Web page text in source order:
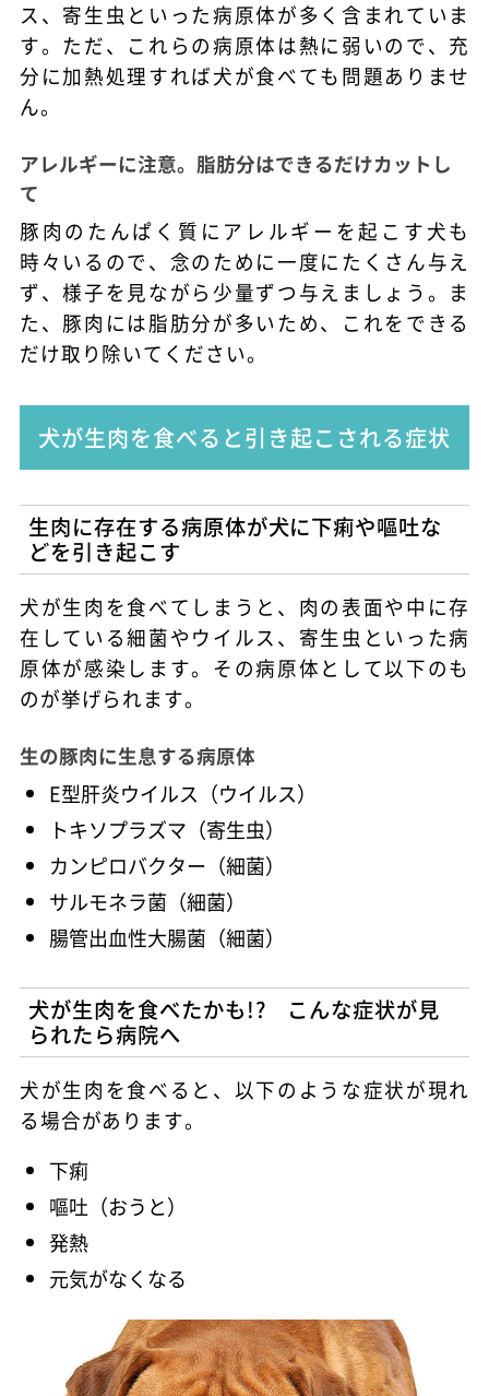
ス、寄生虫といった病原体が多く含まれていま
す。ただ、これらの病原体は熱に弱いので、充
分に加熱処理すれば犬が食べても問題ありませ
ん。
アレルギーに注意。脂肪分はできるだけカットし
て
豚肉のたんぱく質にアレルギーを起こす犬も
時々いるので、念のために一度にたくさん与え
ず、様子を見ながら少量ずつ与えましょう。ま
た、豚肉には脂肪分が多いため、これをできる
だけ取り除いてください。
犬が生肉を食べると引き起こされる症状
生肉に存在する病原体が犬に下痢や嘔吐な
どを引き起こす
犬が生肉を食べてしまうと、肉の表面や中に存
在している細菌やウイルス、寄生虫といった病
原体が感染します。その病原体として以下のも
のが挙げられます。
生の豚肉に生息する病原体
E型肝炎ウイルス（ウイルス）
トキソプラズマ（寄生虫）
カンピロバクター（細菌）
サルモネラ菌（細菌）
腸管出血性大腸菌（細菌）
犬が生肉を食べたかも!? こんな症状が見
られたら病院へ
犬が生肉を食べると、以下のような症状が現れ
る場合があります。
下痢
嘔吐（おうと）
発熱
元気がなくなる